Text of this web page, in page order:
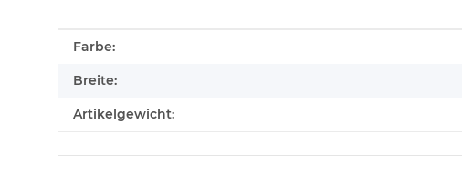
Produkteigenschaft
Wert
Farbe:
Breite:
Artikelgewicht: